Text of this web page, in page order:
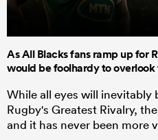
As All Blacks fans ramp up for
would be foolhardy to overlook
While all eyes will inevitably
Rugby's Greatest Rivalry,
and it has never been more